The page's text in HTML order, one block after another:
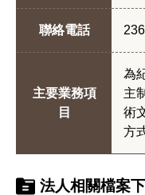
聯絡電話
主要業務項
目
為
主
術
方
法人相關檔案